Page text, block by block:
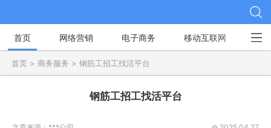
首页 网络营销 电子商务 移动互联网 社
首页 > 商务服务 > 钢筋工招工找活平台
钢筋工招工找活平台